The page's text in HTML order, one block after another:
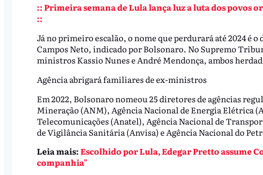
:: Primeira semana de Lula lança luz a luta dos povos
::
Já no primeiro escalão, o nome que perdurará até 2024 é
Campos Neto, indicado por Bolsonaro. No Supremo
ministros Kassio Nunes e André Mendonça, ambos
Agência abrigará familiares de ex-ministros
Em 2022, Bolsonaro nomeou 25 diretores de agências
Mineração (ANM), Agência Nacional de Energia Elétrica
Telecomunicações (Anatel), Agência Nacional de
de Vigilância Sanitária (Anvisa) e Agência Nacional do
Leia mais:Escolhido por Lula, Edegar Pretto assume
companhia"